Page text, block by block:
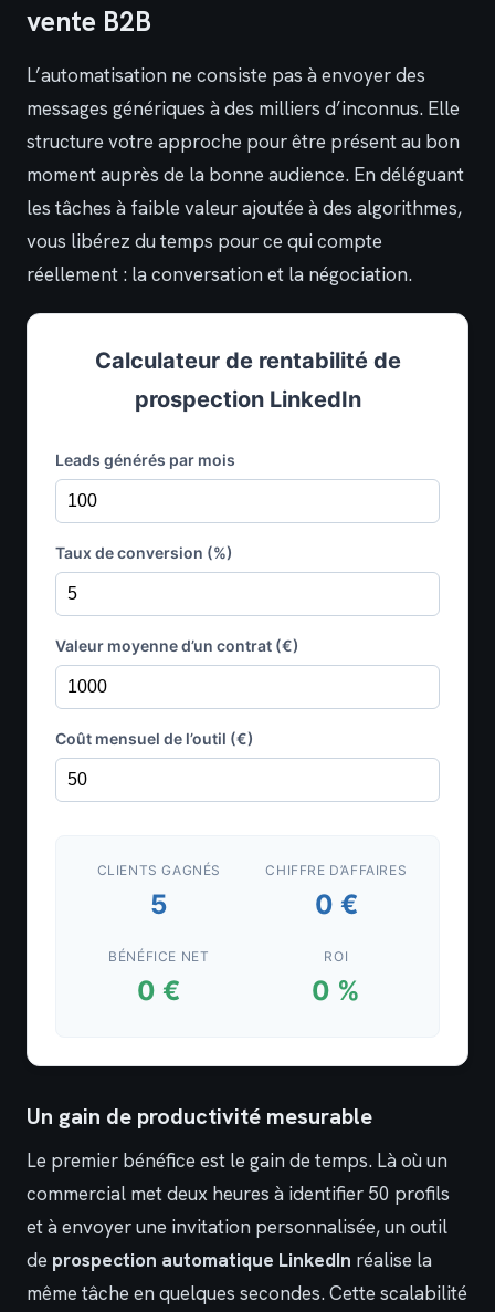
vente B2B
L’automatisation ne consiste pas à envoyer des
messages génériques à des milliers d’inconnus. Elle
structure votre approche pour être présent au bon
moment auprès de la bonne audience. En déléguant
les tâches à faible valeur ajoutée à des algorithmes,
vous libérez du temps pour ce qui compte
réellement : la conversation et la négociation.
Calculateur de rentabilité de
prospection LinkedIn
Leads générés par mois
Taux de conversion (%)
Valeur moyenne d’un contrat (€)
Coût mensuel de l’outil (€)
CLIENTS GAGNÉS
5
CHIFFRE D’AFFAIRES
0 €
BÉNÉFICE NET
0 €
ROI
0 %
Un gain de productivité mesurable
Le premier bénéfice est le gain de temps. Là où un
commercial met deux heures à identifier 50 profils
et à envoyer une invitation personnalisée, un outil
de prospection automatique LinkedIn réalise la
même tâche en quelques secondes. Cette scalabilité